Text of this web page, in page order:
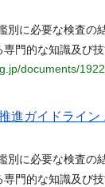
別に必要な検査
門的な知識及び
documents/
進ガイドライ
別に必要な検査
門的な知識及び